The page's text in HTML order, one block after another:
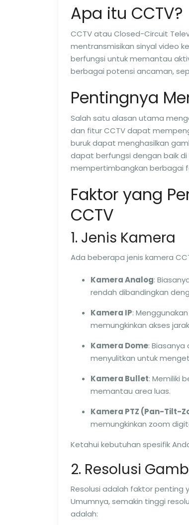
Apa itu CCTV?
CCTV atau Closed-Circuit
mentransmisikan sinyal video
berfungsi untuk memantau
berbagai potensi ancaman,
Pentingnya
Salah satu alasan utama
dan fitur CCTV dapat
buruk dapat menghasilkan
dapat berfungsi dengan baik
mempertimbangkan berbagai
Faktor yang
CCTV
1. Jenis Kamera
Ada beberapa jenis kamera
Kamera Analog:
rendah dibandingkan
Kamera IP:
memungkinkan akses
Kamera Dome:
menyulitkan untuk
Kamera Bullet: Memiliki
memantau area luas.
Kamera PTZ (Pan-Tilt-
memungkinkan zoom
Ketahui kebutuhan spesifik
2. Resolusi
Resolusi adalah faktor penting
Umumnya, semakin tinggi
adalah: